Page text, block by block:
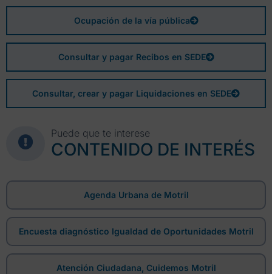
Ocupación de la vía pública
Consultar y pagar Recibos en SEDE
Consultar, crear y pagar Liquidaciones en SEDE
Puede que te interese
CONTENIDO DE INTERÉS
Agenda Urbana de Motril
Encuesta diagnóstico Igualdad de Oportunidades Motril
Atención Ciudadana, Cuidemos Motril